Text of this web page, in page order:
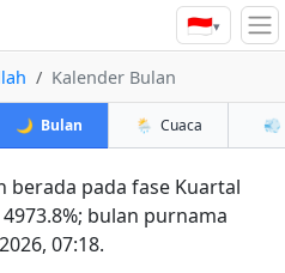
🇮🇩▾
Kalender Bulan
🌙 Bulan 🌦️ Cuaca 💨
berada pada fase Kuartal
bulan purnama
07:18.